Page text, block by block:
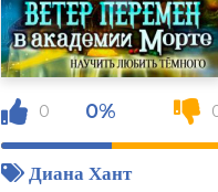
0 0%
Диана Хант